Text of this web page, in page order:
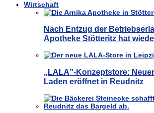
Wirtschaft
Nach Entzug der
Apotheke Stötteritz hat
„LALA”-Konzeptstore:
Laden eröffnet in Reudnitz